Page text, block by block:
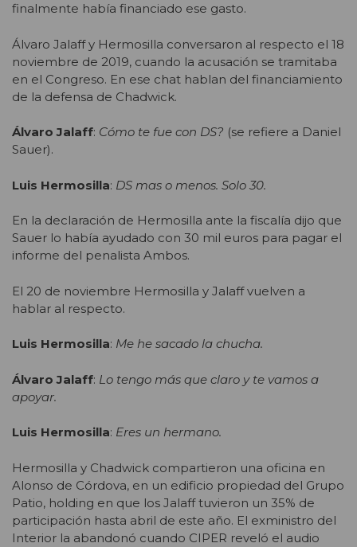
finalmente había financiado ese gasto.
Álvaro Jalaff y Hermosilla conversaron al respecto el 18
noviembre de 2019, cuando la acusación se tramitaba
en el Congreso. En ese chat hablan del financiamiento
de la defensa de Chadwick.
Álvaro Jalaff: Cómo te fue con DS? (se refiere a Daniel
Sauer).
Luis Hermosilla: DS mas o menos. Solo 30.
En la declaración de Hermosilla ante la fiscalía dijo que
Sauer lo había ayudado con 30 mil euros para pagar el
informe del penalista Ambos.
El 20 de noviembre Hermosilla y Jalaff vuelven a
hablar al respecto.
Luis Hermosilla: Me he sacado la chucha.
Álvaro Jalaff: Lo tengo más que claro y te vamos a
apoyar.
Luis Hermosilla: Eres un hermano.
Hermosilla y Chadwick compartieron una oficina en
Alonso de Córdova, en un edificio propiedad del Grupo
Patio, holding en que los Jalaff tuvieron un 35% de
participación hasta abril de este año. El exministro del
Interior la abandonó cuando CIPER reveló el audio